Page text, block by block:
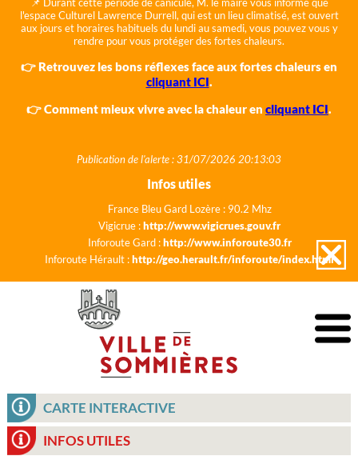
l'espace Culturel Lawrence Durrell, qui est un lieu climatisé, est ouvert
aux jours et horaires habituels du lundi au samedi, vous pouvez vous y
rendre pour vous protéger des fortes chaleurs.
👉 Retrouvez les bons réflexes face aux fortes chaleurs en
cliquant ICI.
👉 Comment mieux vivre avec la chaleur en cliquant ICI.
Publication de l'alerte : 31/07/2026 20:13:03
Infos utiles
France Bleu Gard Lozère : 90.2 Mhz
Vigicrue :http://www.vigicrues.gouv.fr
Inforoute Gard :http://www.inforoute30.fr
Inforoute Hérault :http://geo.herault.fr/inforoute/index.html
CARTE INTERACTIVE
INFOS UTILES